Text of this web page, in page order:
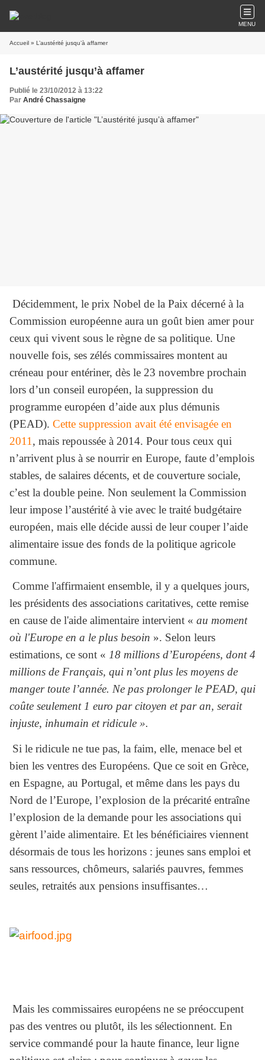
MENU
Accueil » L’austérité jusqu’à affamer
L’austérité jusqu’à affamer
Publié le 23/10/2012 à 13:22
Par André Chassaigne
Décidemment, le prix Nobel de la Paix décerné à la
Commission européenne aura un goût bien amer pour
ceux qui vivent sous le règne de sa politique. Une
nouvelle fois, ses zélés commissaires montent au
créneau pour entériner, dès le 23 novembre prochain
lors d’un conseil européen, la suppression du
programme européen d’aide aux plus démunis
(PEAD). Cette suppression avait été envisagée en
2011 , mais repoussée à 2014. Pour tous ceux qui
n’arrivent plus à se nourrir en Europe, faute d’emplois
stables, de salaires décents, et de couverture sociale,
c’est la double peine. Non seulement la Commission
leur impose l’austérité à vie avec le traité budgétaire
européen, mais elle décide aussi de leur couper l’aide
alimentaire issue des fonds de la politique agricole
commune.
Comme l'affirmaient ensemble, il y a quelques jours,
les présidents des associations caritatives, cette remise
en cause de l'aide alimentaire intervient « au moment
où l'Europe en a le plus besoin ». Selon leurs
estimations, ce sont « 18 millions d’Européens, dont 4
millions de Français, qui n’ont plus les moyens de
manger toute l’année. Ne pas prolonger le PEAD, qui
coûte seulement 1 euro par citoyen et par an, serait
injuste, inhumain et ridicule ».
Si le ridicule ne tue pas, la faim, elle, menace bel et
bien les ventres des Européens. Que ce soit en Grèce,
en Espagne, au Portugal, et même dans les pays du
Nord de l’Europe, l’explosion de la précarité entraîne
l’explosion de la demande pour les associations qui
gèrent l’aide alimentaire. Et les bénéficiaires viennent
désormais de tous les horizons : jeunes sans emploi et
sans ressources, chômeurs, salariés pauvres, femmes
seules, retraités aux pensions insuffisantes…
Mais les commissaires européens ne se préoccupent
pas des ventres ou plutôt, ils les sélectionnent. En
service commandé pour la haute finance, leur ligne